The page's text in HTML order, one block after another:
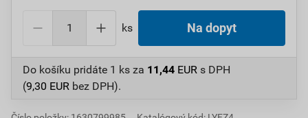
ks Na dopyt
Do košíku pridáte 1 ks za 11,44 EUR s DPH
(9,30 EUR bez DPH).